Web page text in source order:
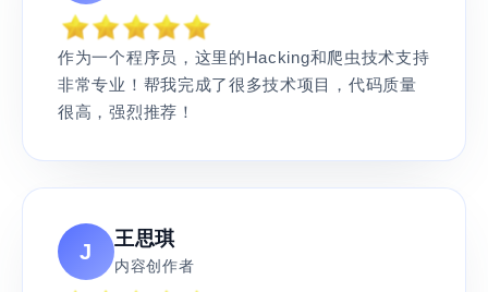
作为一个程序员，这里的Hacking和爬虫技术支持
非常专业！帮我完成了很多技术项目，代码质量
很高，强烈推荐！
J
王思琪
内容创作者